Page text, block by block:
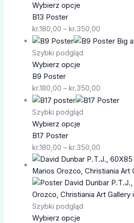
Wybierz opcje
B13 Poster
kr.180,00 – kr.350,00
kr.350,00
Szybki podgląd
Wybierz opcje
B9 Poster
kr.180,00 – kr.350,00
Zakres
kr.350,00
Szybki podgląd
Wybierz opcje
B17 Poster
kr.180,00 – kr.350,00
Zakres
kr.350,00
Szybki podgląd
Wybierz opcje
Zakres
cen:
od
kr.200,00